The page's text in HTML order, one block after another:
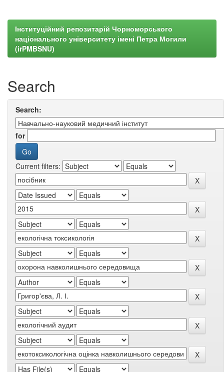
Інституційний репозитарій Чорноморського
національного університету імені Петра Могили
(irPMBSNU)
Search
Search:
for
Current filters: